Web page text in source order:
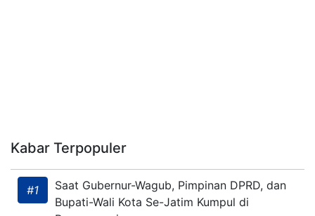
Kabar Terpopuler
#1
Saat Gubernur-Wagub, Pimpinan DPRD, dan
Bupati-Wali Kota Se-Jatim Kumpul di